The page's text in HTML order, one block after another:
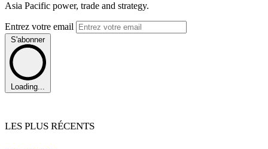
Asia Pacific power, trade and strategy.
Entrez votre email
S'abonner
Loading...
LES PLUS RÉCENTS